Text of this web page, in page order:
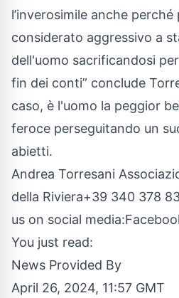
l’inverosimile anche perché
considerato aggressivo a
dell'uomo sacrificandosi
fin dei conti” conclude
caso, è l'uomo la peggior
feroce perseguitando un
abietti.
Andrea Torresani
della Riviera+39 340 378
us on social media:
You just read:
News Provided By
April 26, 2024, 11:57 GMT